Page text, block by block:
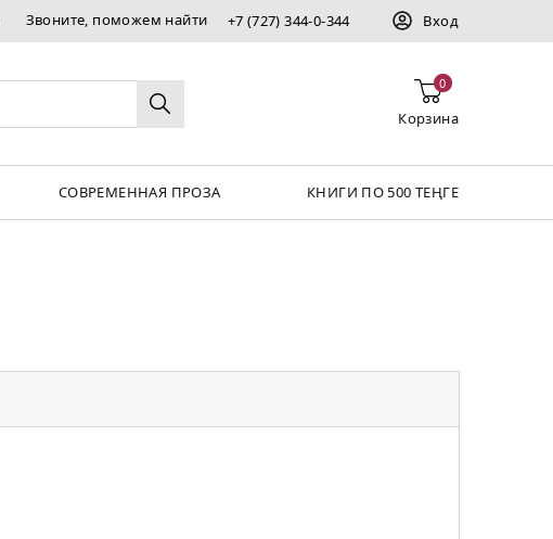
Звоните, поможем найти +7 (727) 344-0-344 Вход
0
Корзина
СОВРЕМЕННАЯ ПРОЗА КНИГИ ПО 500 ТЕҢГЕ